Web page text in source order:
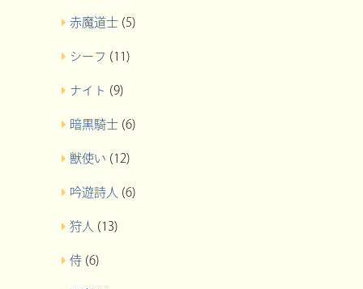
赤魔道士 (5)
シーフ (11)
ナイト (9)
暗黒騎士 (6)
獣使い (12)
吟遊詩人 (6)
狩人 (13)
侍 (6)